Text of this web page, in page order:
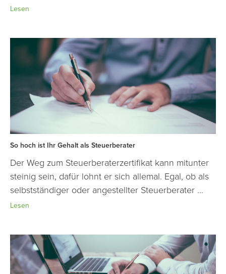
Lesen
So hoch ist Ihr Gehalt als Steuerberater
Der Weg zum Steuerberaterzertifikat kann mitunter
steinig sein, dafür lohnt er sich allemal. Egal, ob als
selbstständiger oder angestellter Steuerberater ...
Lesen